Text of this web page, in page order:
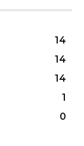
14
14
14
1
0